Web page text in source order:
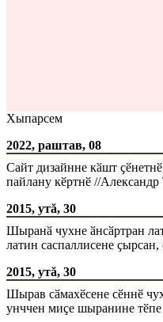
Хыпарсем
2022, раштав, 08
Сайт дизайнне кӑшт
пайлану кӗртнӗ //
2015, утă, 30
Шыранӑ чухне ӑнсӑртран
латин саспаллисене
2015, утă, 30
Шырав сӑмахӗсене сӗннӗ
унччен миҫе шыранине тӗпе